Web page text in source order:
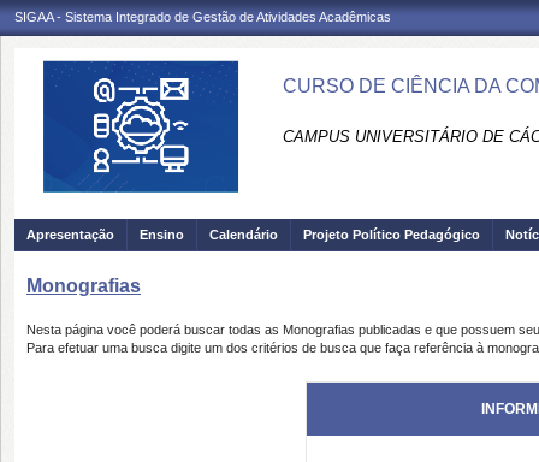
SIGAA - Sistema Integrado de Gestão de Atividades Acadêmicas
CURSO DE CIÊNCIA DA
CAMPUS UNIVERSITÁRIO DE
Apresentação Ensino Calendário Projeto Político Pedagógico
Monografias
Nesta página você poderá buscar todas as Monografias publicadas e que possuem
Para efetuar uma busca digite um dos critérios de busca que faça referência à